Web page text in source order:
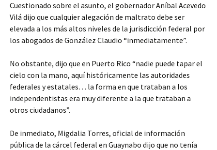
Cuestionado sobre el asunto, el gobernador Aníbal Acevedo
Vilá dijo que cualquier alegación de maltrato debe ser
elevada a los más altos niveles de la jurisdicción federal por
los abogados de González Claudio “inmediatamente”.
No obstante, dijo que en Puerto Rico “nadie puede tapar el
cielo con la mano, aquí históricamente las autoridades
federales y estatales… la forma en que trataban a los
independentistas era muy diferente a la que trataban a
otros ciudadanos”.
De inmediato, Migdalia Torres, oficial de información
pública de la cárcel federal en Guaynabo dijo que no tenía